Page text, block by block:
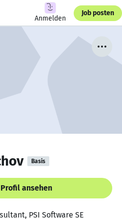
Anmelden
Job posten
Basis
Profil ansehen
PSI Software SE